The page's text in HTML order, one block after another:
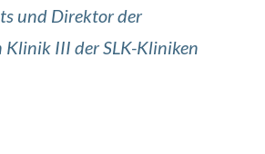
und Direktor der
Klinik III der SLK-Kliniken